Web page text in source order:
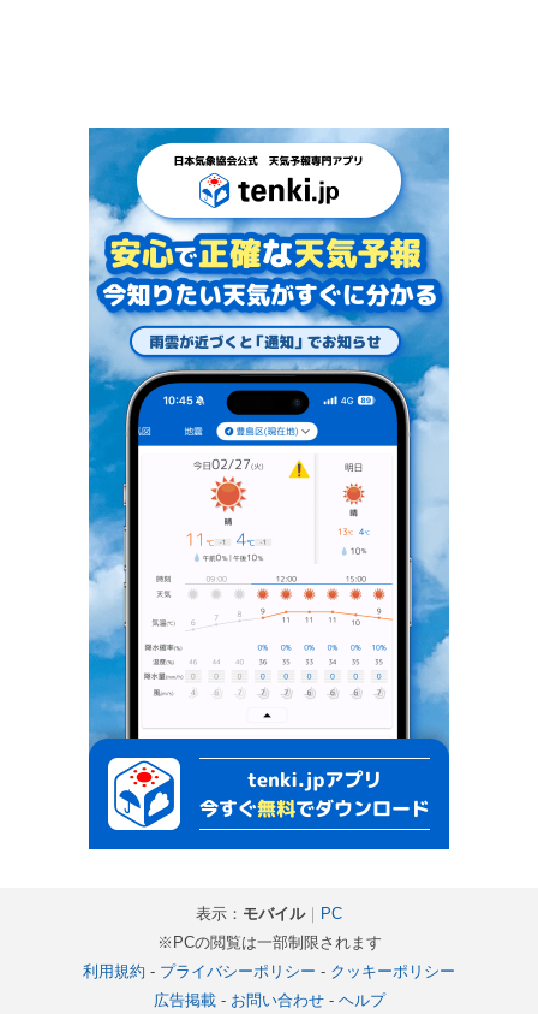
表示： モバイル｜ PC
※PCの閲覧は一部制限されます
利用規約 - プライバシーポリシー - クッキーポリシー
広告掲載- お問い合わせ- ヘルプ